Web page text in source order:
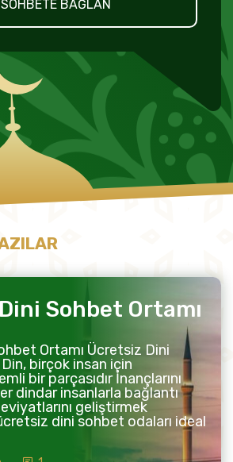
SOHBETE BAĞLAN
Sohbet Ortamı
Ortamı Ücretsiz Dini
birçok insan için
bir parçasıdır İnançlarını
dindar insanlarla bağlantı
geliştirmek
dini sohbet odaları ideal